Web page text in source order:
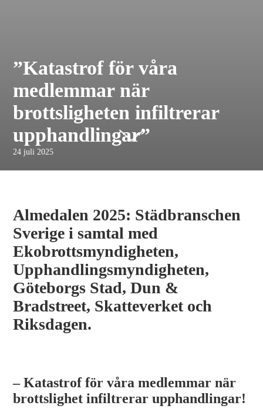
”Katastrof för våra
medlemmar när
brottsligheten infiltrerar
upphandlingar”
24 juli 2025
Almedalen 2025: Städbranschen
Sverige i samtal med
Ekobrottsmyndigheten,
Upphandlingsmyndigheten,
Göteborgs Stad, Dun &
Bradstreet, Skatteverket och
Riksdagen.
– Katastrof för våra medlemmar när
brottslighet infiltrerar upphandlingar!